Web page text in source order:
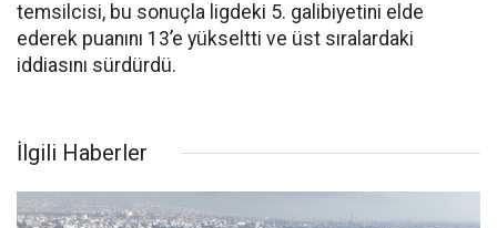
temsilcisi, bu sonuçla ligdeki 5. galibiyetini elde
ederek puanını 13’e yükseltti ve üst sıralardaki
iddiasını sürdürdü.
İlgili Haberler